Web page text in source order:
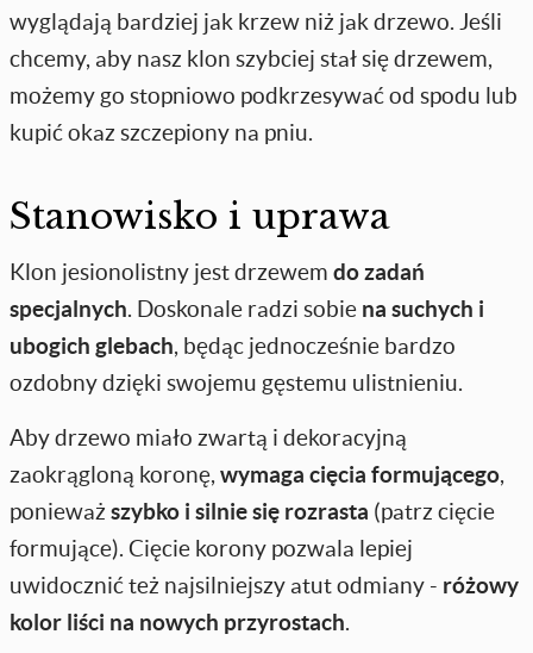
wyglądają bardziej jak krzew niż jak drzewo. Jeśli
chcemy, aby nasz klon szybciej stał się drzewem,
możemy go stopniowo podkrzesywać od spodu lub
kupić okaz szczepiony na pniu.
Stanowisko i uprawa
Klon jesionolistny jest drzewem do zadań
specjalnych. Doskonale radzi sobie na suchych i
ubogich glebach, będąc jednocześnie bardzo
ozdobny dzięki swojemu gęstemu ulistnieniu.
Aby drzewo miało zwartą i dekoracyjną
zaokrągloną koronę, wymaga cięcia formującego,
ponieważ szybko i silnie się rozrasta (patrz cięcie
formujące). Cięcie korony pozwala lepiej
uwidocznić też najsilniejszy atut odmiany - różowy
kolor liści na nowych przyrostach.